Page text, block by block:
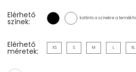
Elérhető
színek: kattints a színekre a
Elérhető
méretek: XS S M L XL